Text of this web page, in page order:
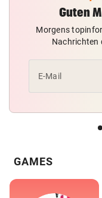
Guten
Morgens
Nachrichten
E-Mail
GAMES